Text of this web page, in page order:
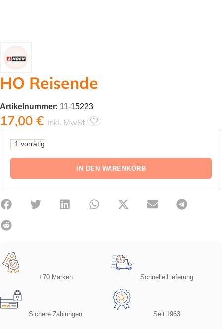
HO Reisende
Artikelnummer: 11-15223
17,00 € inkl. MwSt.
1 vorrätig
IN DEN WARENKORB
+70 Marken Schnelle Lieferung
Sichere Zahlungen Seit 1963